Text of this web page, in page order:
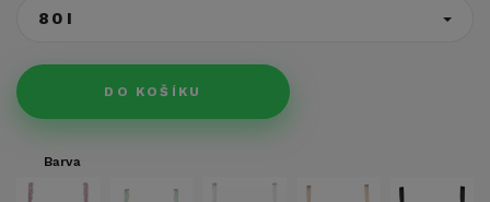
80I
DO KOŠÍKU
Barva